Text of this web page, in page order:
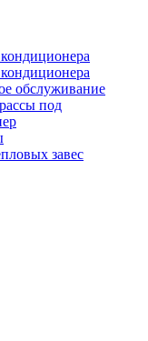
обслуживание
под
завес